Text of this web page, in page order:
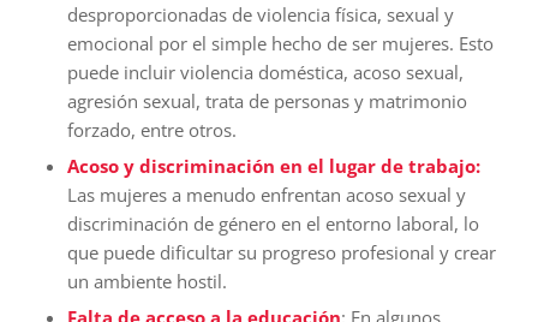
desproporcionadas de violencia física, sexual y
emocional por el simple hecho de ser mujeres. Esto
puede incluir violencia doméstica, acoso sexual,
agresión sexual, trata de personas y matrimonio
forzado, entre otros.
Acoso y discriminación en el lugar de trabajo:
Las mujeres a menudo enfrentan acoso sexual y
discriminación de género en el entorno laboral, lo
que puede dificultar su progreso profesional y crear
un ambiente hostil.
Falta de acceso a la educación: En algunos